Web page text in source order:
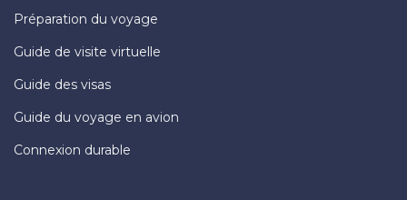
Préparation du voyage
Guide de visite virtuelle
Guide des visas
Guide du voyage en avion
Connexion durable